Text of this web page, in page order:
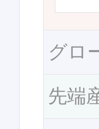
グロ
先端